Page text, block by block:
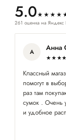
5.0
261 оценка на Яндекс
А Анна
Классный
помогут в
раз там
сумок . Очень
и удобное